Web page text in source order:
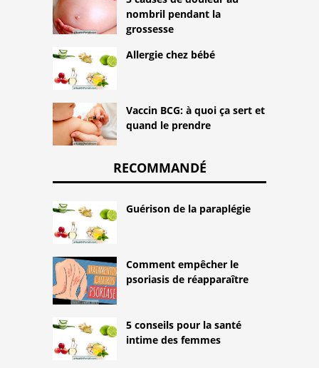
nombril pendant la
grossesse
Allergie chez bébé
Vaccin BCG: à quoi ça sert et
quand le prendre
RECOMMANDÉ
Guérison de la paraplégie
Comment empêcher le
psoriasis de réapparaître
5 conseils pour la santé
intime des femmes